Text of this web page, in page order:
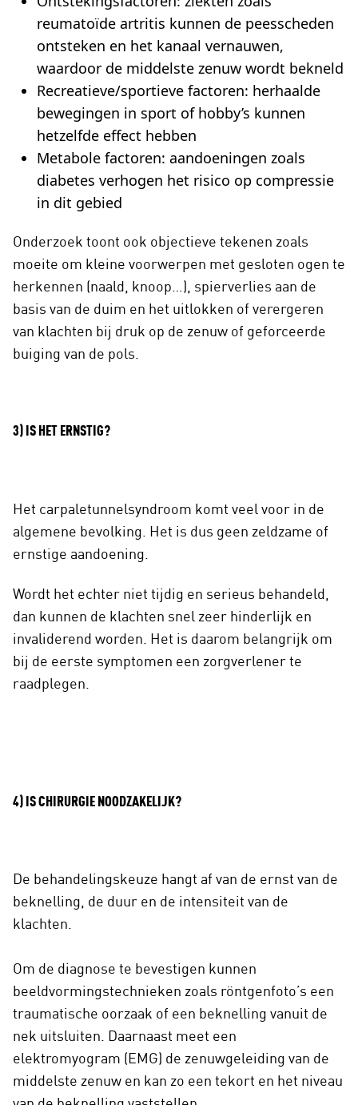
reumatoïde artritis kunnen de peesscheden
ontsteken en het kanaal vernauwen,
waardoor de middelste zenuw wordt bekneld
Recreatieve/sportieve factoren: herhaalde
bewegingen in sport of hobby’s kunnen
hetzelfde effect hebben
Metabole factoren: aandoeningen zoals
diabetes verhogen het risico op compressie
in dit gebied
Onderzoek toont ook objectieve tekenen zoals
moeite om kleine voorwerpen met gesloten ogen te
herkennen (naald, knoop…), spierverlies aan de
basis van de duim en het uitlokken of verergeren
van klachten bij druk op de zenuw of geforceerde
buiging van de pols.
3) IS HET ERNSTIG?
Het carpaletunnelsyndroom komt veel voor in de
algemene bevolking. Het is dus geen zeldzame of
ernstige aandoening.
Wordt het echter niet tijdig en serieus behandeld,
dan kunnen de klachten snel zeer hinderlijk en
invaliderend worden. Het is daarom belangrijk om
bij de eerste symptomen een zorgverlener te
raadplegen.
4) IS CHIRURGIE NOODZAKELIJK?
De behandelingskeuze hangt af van de ernst van de
beknelling, de duur en de intensiteit van de
klachten.
Om de diagnose te bevestigen kunnen
beeldvormingstechnieken zoals röntgenfoto’s een
traumatische oorzaak of een beknelling vanuit de
nek uitsluiten. Daarnaast meet een
elektromyogram (EMG) de zenuwgeleiding van de
middelste zenuw en kan zo een tekort en het niveau